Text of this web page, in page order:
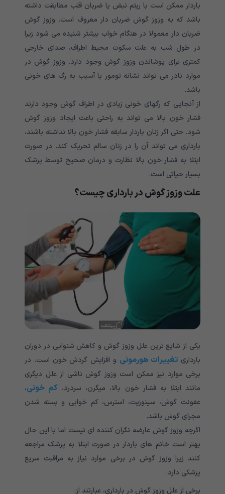
باردار ممکن است با ریتم نبض یا ضربان قلب مطابقت داشته
باشد که به وزوز گوش ضربان دار معروف است. وزوز گوش
ضربان دار معمولا در هنگام خواب بیشتر شنیده می شود زیرا
در طول شب به علت سکوت محیط اطراف، صدای خارجی
کمتری برای پوشاندن وزوز گوش وجود دارد. وزوز گوش در
موارد نادر می تواند نشانه تومور یا آسیب به رگ های خونی
باشد.
از آنجایی که رگهای خونی زیادی در اطراف گوش وجود دارند
فشار خون بالا می تواند به راحتی باعث ایجاد وزوز گوش
شود. حتی اگر زنان باردار سابقه فشار خون بالا نداشته باشند،
بارداری می تواند آن را در زنان سالم تحریک کند. در صورت
ابتلا به فشار خون بالا نظارت و درمان صحیح توسط پزشک
بسیار حیاتی است.
علت وزوز گوش در بارداری چیست؟
یکی از شایع ترین علل وزوز گوش و کاهش شنوایی در دوران
بارداری تغییرات هورمونی و افزایش گردش خون است. در
برخی موارد نیز ممکن است وزوز گوش ناشی از علل دیگری
مانند ابتلا به فشار خون بالا، میگرن، سردرد، کم خونی،
عفونت گوش، سینوزیت، استرس، کم خوابی و بسته شدن
مجرای گوش باشد.
اگرچه وزوز گوش عارضه نگران کننده ای نیست اما با این حال
بهتر است خانم های باردار در صورت ابتلا به پزشک مراجعه
کنند زیرا وزوز گوش در برخی موارد نیاز به مراقبت سریع
پزشکی دارد.
برخی از علل وزوز گوش در بارداری، عبارتند از: